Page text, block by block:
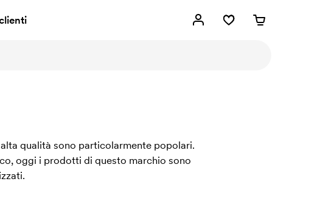
qualità sono particolarmente popolari.
oggi i prodotti di questo marchio sono